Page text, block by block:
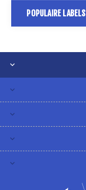
POPULAIRE LABELS